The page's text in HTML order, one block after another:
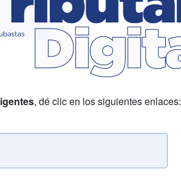
, dé clic en los siguientes enlaces: